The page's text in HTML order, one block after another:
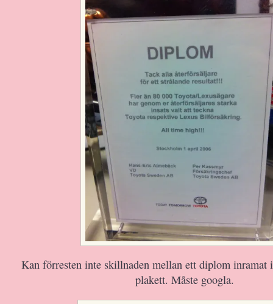
Kan förresten inte skillnaden mellan ett diplom inramat
plakett. Måste googla.